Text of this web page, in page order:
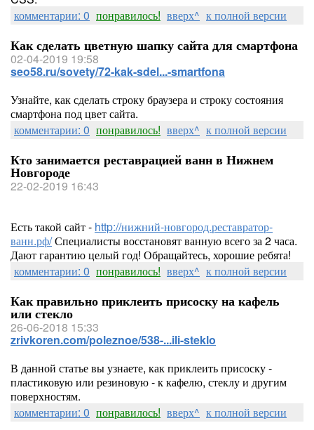
комментарии: 0 понравилось! вверх^ к полной версии
Как сделать цветную шапку сайта для смартфона
02-04-2019 19:58
seo58.ru/sovety/72-kak-sdel...-smartfona
Узнайте, как сделать строку браузера и строку состояния
смартфона под цвет сайта.
комментарии: 0 понравилось! вверх^ к полной версии
Кто занимается реставрацией ванн в Нижнем
Новгороде
22-02-2019 16:43
Есть такой сайт - http://нижний-новгород.реставратор-
ванн.рф/Специалисты восстановят ванную всего за 2 часа.
Дают гарантию целый год! Обращайтесь, хорошие ребята!
комментарии: 0 понравилось! вверх^ к полной версии
Как правильно приклеить присоску на кафель
или стекло
26-06-2018 15:33
zrivkoren.com/poleznoe/538-...ili-steklo
В данной статье вы узнаете, как приклеить присоску -
пластиковую или резиновую - к кафелю, стеклу и другим
поверхностям.
комментарии: 0 понравилось! вверх^ к полной версии